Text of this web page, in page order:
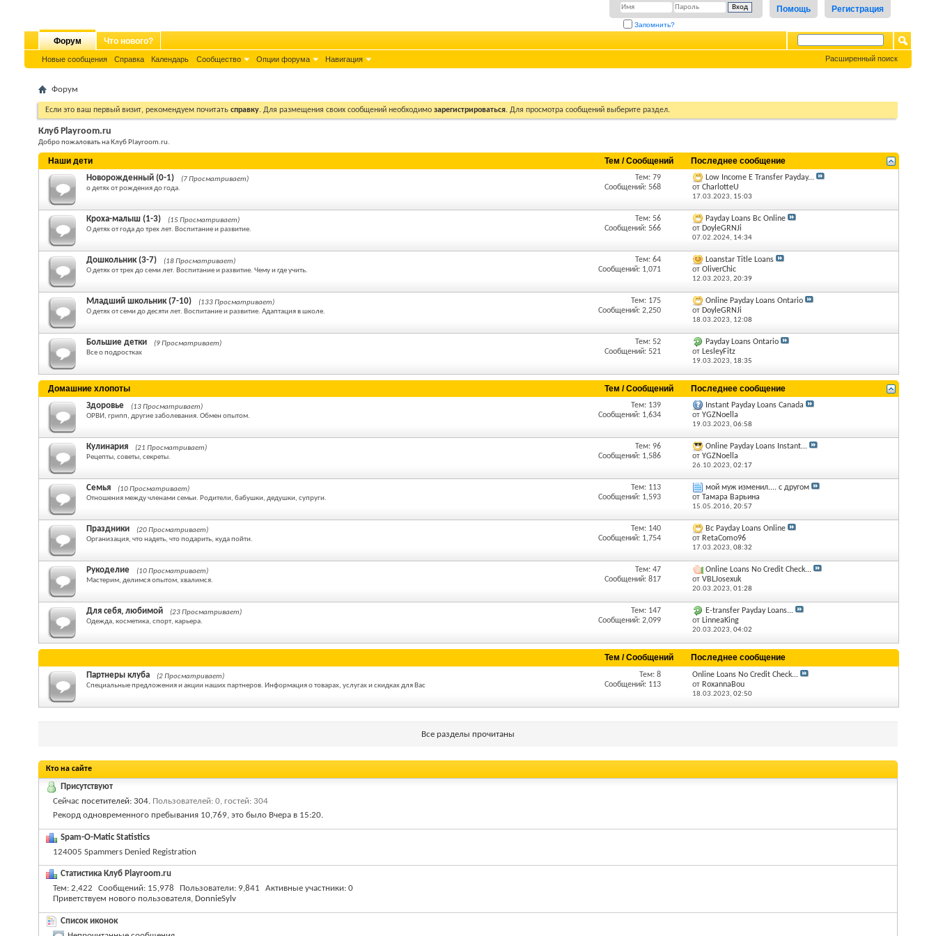
Регистрация
Помощь
Запомнить?
Форум
Новые сообщения Справка Календарь Сообщество Опции форума Навигация
Что нового?
Расширенный поиск
Форум
Если это ваш первый визит, рекомендуем почитать справку. Для размещения своих сообщений необходимо зарегистрироваться. Для просмотра сообщений выберите раздел.
Клуб Playroom.ru
Добро пожаловать на Клуб Playroom.ru.
Наши дети Тем / Сообщений Последнее сообщение
Новорожденный (0-1)
(7 Просматривает)
о детях от рождения до года.
Тем: 79
Сообщений: 568
Low Income E Transfer Payday...
от CharlotteU
17.03.2023, 15:03
Кроха-малыш (1-3)
(15 Просматривает)
О детях от года до трех лет. Воспитание и развитие.
Тем: 56
Сообщений: 566
Payday Loans Bc Online
от DoyleGRNJi
07.02.2024, 14:34
Дошкольник (3-7)
(18 Просматривает)
О детях от трех до семи лет. Воспитание и развитие. Чему и где учить.
Тем: 64
Сообщений: 1,071
Loanstar Title Loans
от OliverChic
12.03.2023, 20:39
Младший школьник (7-10)
(133 Просматривает)
О детях от семи до десяти лет. Воспитание и развитие. Адаптация в школе.
Тем: 175
Сообщений: 2,250
Online Payday Loans Ontario
от DoyleGRNJi
18.03.2023, 12:08
Большие детки
(9 Просматривает)
Все о подростках
Тем: 52
Сообщений: 521
Payday Loans Ontario
от LesleyFitz
19.03.2023, 18:35
Домашние хлопоты Тем / Сообщений Последнее сообщение
Здоровье
(13 Просматривает)
ОРВИ, грипп, другие заболевания. Обмен опытом.
Тем: 139
Сообщений: 1,634
Instant Payday Loans Canada
от YGZNoella
19.03.2023, 06:58
Кулинария
(21 Просматривает)
Рецепты, советы, секреты.
Тем: 96
Сообщений: 1,586
Online Payday Loans Instant...
от YGZNoella
26.10.2023, 02:17
Семья
(10 Просматривает)
Отношения между членами семьи. Родители, бабушки, дедушки, супруги.
Тем: 113
Сообщений: 1,593
мой муж изменил.... с другом
от Тамара Варьина
15.05.2016, 20:57
Праздники
(20 Просматривает)
Организация, что надеть, что подарить, куда пойти.
Тем: 140
Сообщений: 1,754
Bc Payday Loans Online
от RetaComo96
17.03.2023, 08:32
Рукоделие
(10 Просматривает)
Мастерим, делимся опытом, хвалимся.
Тем: 47
Сообщений: 817
Online Loans No Credit Check...
от VBLJosexuk
20.03.2023, 01:28
Для себя, любимой
(23 Просматривает)
Одежда, косметика, спорт, карьера.
Тем: 147
Сообщений: 2,099
E-transfer Payday Loans...
от LinneaKing
20.03.2023, 04:02
Тем / Сообщений Последнее сообщение
Партнеры клуба
(2 Просматривает)
Специальные предложения и акции наших партнеров. Информация о товарах, услугах и скидках для Вас
Тем: 8
Сообщений: 113
Online Loans No Credit Check...
от RoxannaBou
18.03.2023, 02:50
Все разделы прочитаны
Кто на сайте
Присутствуют
Сейчас посетителей: 304. Пользователей: 0, гостей: 304
Рекорд одновременного пребывания 10,769, это было Вчера в 15:20.
Spam-O-Matic Statistics
124005 Spammers Denied Registration
Статистика Клуб Playroom.ru
Тем 2,422 Сообщений 15,978 Пользователи 9,841 Активные участники 0
Приветствуем нового пользователя, DonnieSylv
Список иконок